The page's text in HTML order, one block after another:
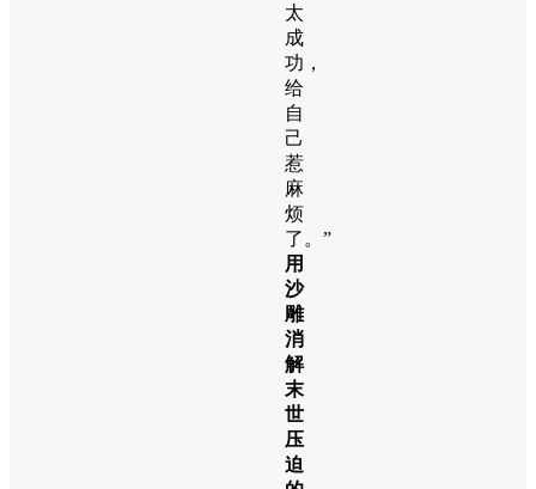
太
成
功，
给
自
己
惹
麻
烦
了。”
用
沙
雕
消
解
末
世
压
迫